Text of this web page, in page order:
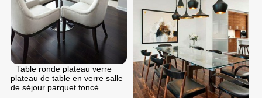
Table ronde plateau verre
plateau de table en verre salle
de séjour parquet foncé